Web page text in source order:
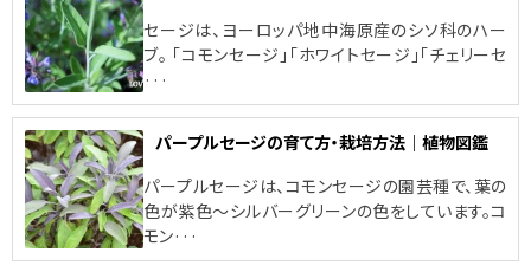
セージは、ヨーロッパ地中海原産のシソ科のハー
ブ。 「コモンセージ」「ホワイトセージ」「チェリーセ
···
パープルセージの育て方・栽培方法｜植物図鑑
パープルセージは、コモンセージの園芸種で、葉の
色が紫色～シルバーグリーンの色をしています。コ
モン···